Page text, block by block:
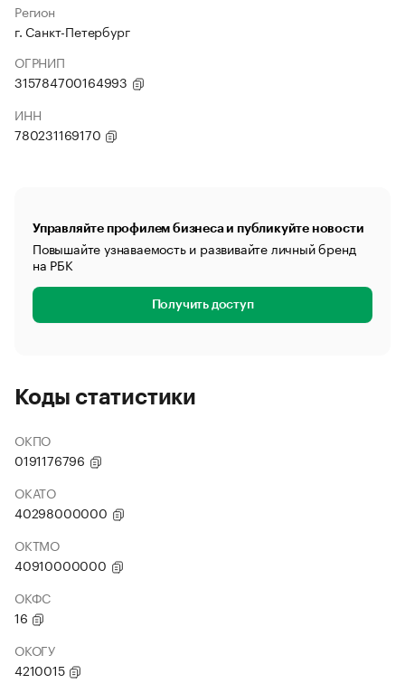
Регион
г. Санкт-Петербург
ОГРНИП
315784700164993
ИНН
780231169170
Управляйте профилем бизнеса и публикуйте новости
Повышайте узнаваемость и развивайте личный бренд
на РБК
Получить доступ
Коды статистики
ОКПО
0191176796
ОКАТО
40298000000
ОКТМО
40910000000
ОКФС
16
ОКОГУ
4210015